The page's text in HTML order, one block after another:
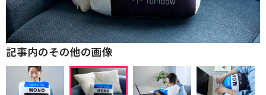
記事内のその他の画像